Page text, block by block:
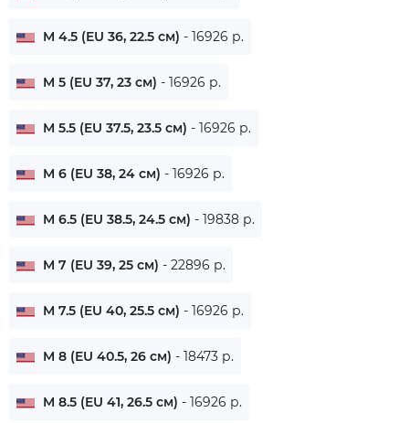
M 4.5 (EU 36, 22.5 см) - 16926 р.
M 5 (EU 37, 23 см) - 16926 р.
M 5.5 (EU 37.5, 23.5 см) - 16926 р.
M 6 (EU 38, 24 см) - 16926 р.
M 6.5 (EU 38.5, 24.5 см) - 19838 р.
M 7 (EU 39, 25 см) - 22896 р.
M 7.5 (EU 40, 25.5 см) - 16926 р.
M 8 (EU 40.5, 26 см) - 18473 р.
M 8.5 (EU 41, 26.5 см) - 16926 р.